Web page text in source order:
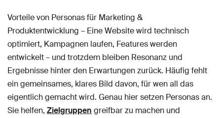
Vorteile von Personas für Marketing &
Produktentwicklung – Eine Website wird technisch
optimiert, Kampagnen laufen, Features werden
entwickelt – und trotzdem bleiben Resonanz und
Ergebnisse hinter den Erwartungen zurück. Häufig fehlt
ein gemeinsames, klares Bild davon, für wen all das
eigentlich gemacht wird. Genau hier setzen Personas an.
Sie helfen, Zielgruppen greifbar zu machen und